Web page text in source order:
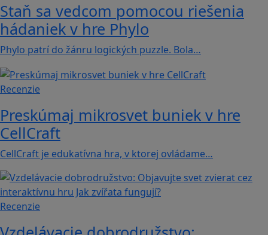
Staň sa vedcom pomocou riešenia
hádaniek v hre Phylo
Phylo patrí do žánru logických puzzle. Bola…
Recenzie
Preskúmaj mikrosvet buniek v hre
CellCraft
CellCraft je edukatívna hra, v ktorej ovládame…
Recenzie